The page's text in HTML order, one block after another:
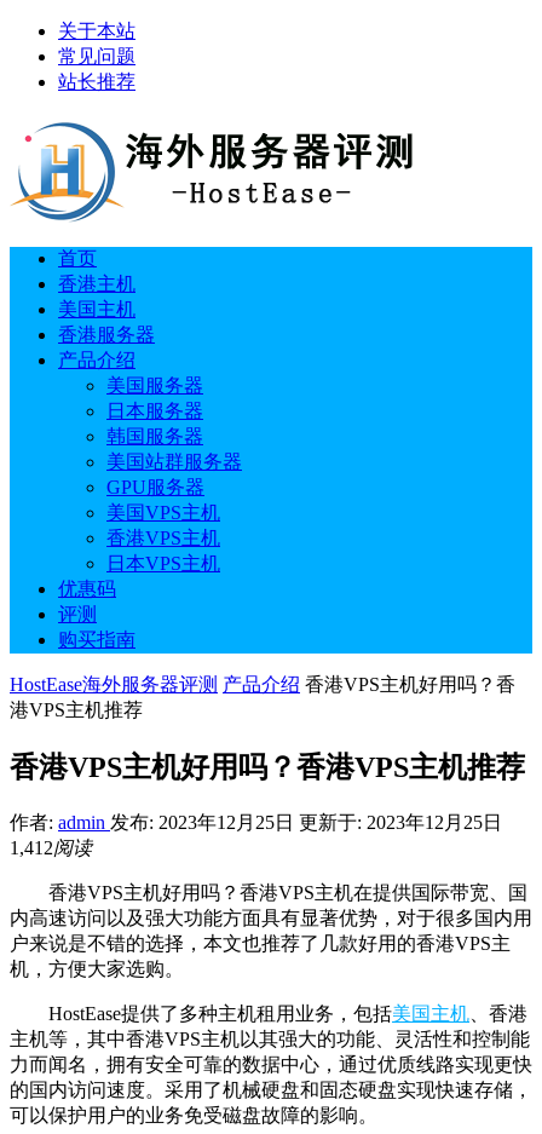
关于本站
常见问题
站长推荐
首页
香港主机
美国主机
香港服务器
产品介绍
美国服务器
日本服务器
韩国服务器
美国站群服务器
GPU服务器
美国VPS主机
香港VPS主机
日本VPS主机
优惠码
评测
购买指南
HostEase海外服务器评测 产品介绍 香港VPS主机好用吗？香
港VPS主机推荐
香港VPS主机好用吗？香港VPS主机推荐
作者: admin 发布: 2023年12月25日 更新于: 2023年12月25日
1,412阅读
香港VPS主机好用吗？香港VPS主机在提供国际带宽、国
内高速访问以及强大功能方面具有显著优势，对于很多国内用
户来说是不错的选择，本文也推荐了几款好用的香港VPS主
机，方便大家选购。
HostEase提供了多种主机租用业务，包括美国主机 、香港
主机等，其中香港VPS主机以其强大的功能、灵活性和控制能
力而闻名，拥有安全可靠的数据中心，通过优质线路实现更快
的国内访问速度。采用了机械硬盘和固态硬盘实现快速存储，
可以保护用户的业务免受磁盘故障的影响。